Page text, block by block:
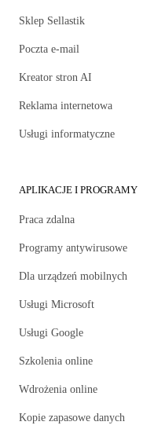
Sklep Sellastik
Poczta e-mail
Kreator stron AI
Reklama internetowa
Usługi informatyczne
APLIKACJE I PROGRAMY
Praca zdalna
Programy antywirusowe
Dla urządzeń mobilnych
Usługi Microsoft
Usługi Google
Szkolenia online
Wdrożenia online
Kopie zapasowe danych